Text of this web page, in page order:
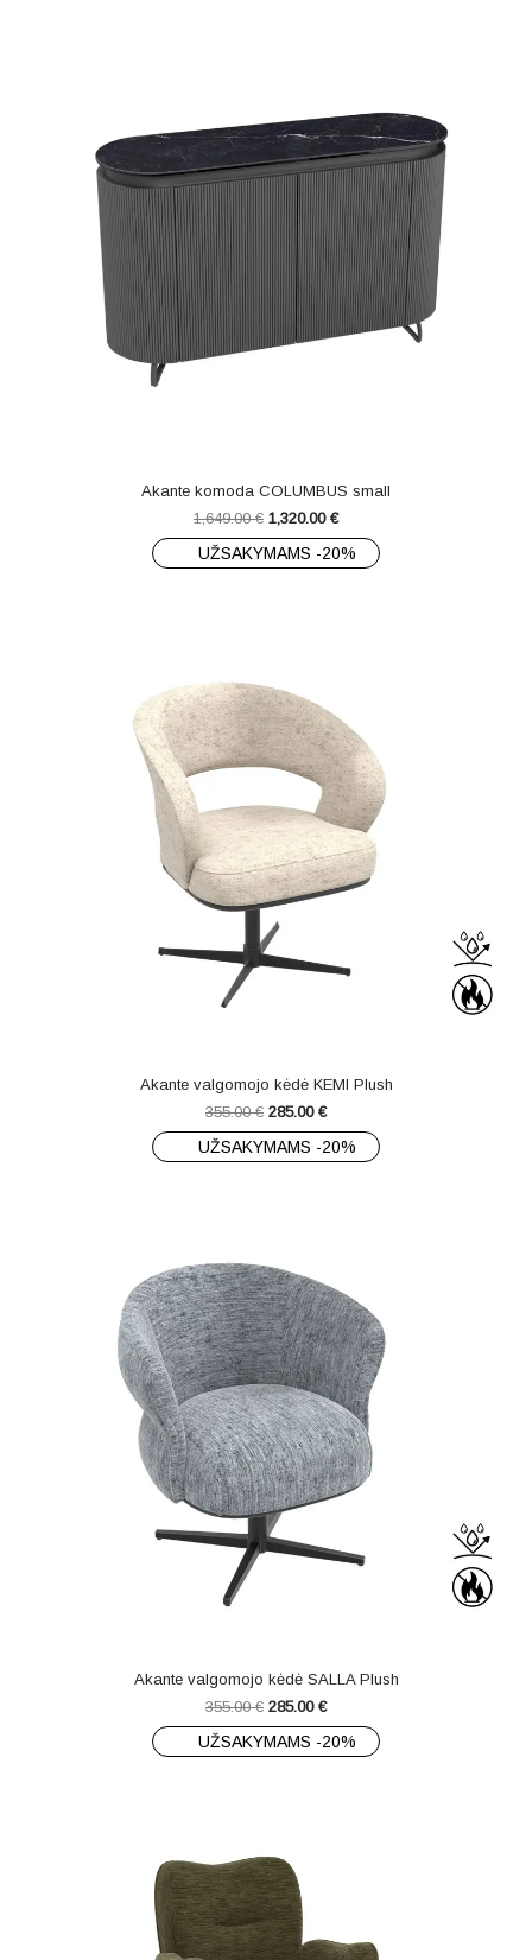
Akante komoda COLUMBUS small
1,649.00€ 1,320.00 €
UŽSAKYMAMS -20%
Akante valgomojo kėdė KEMI Plush
355.00€ 285.00 €
UŽSAKYMAMS -20%
Akante valgomojo kėdė SALLA Plush
355.00€ 285.00 €
UŽSAKYMAMS -20%